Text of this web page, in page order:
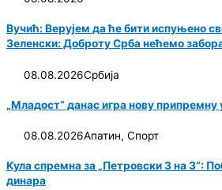
Вучић: Верујем да ће бити испуњено
Зеленски: Доброту Срба нећемо
08.08.2026Србија
„Младост“ данас игра нову припремну
08.08.2026Апатин,Спорт
Кула спремна за „Петровски 3 на 3“:
динара